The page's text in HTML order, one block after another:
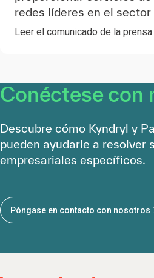
redes líderes en el sector
Leer el comunicado de la prensa
Conéctese con
Descubre cómo Kyndryl y
pueden ayudarle a resolver
empresariales específicos.
Póngase en contacto con nosotros